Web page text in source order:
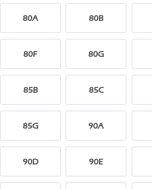
80A 80B
80F 80G
85B 85C
85G 90A
90D 90E